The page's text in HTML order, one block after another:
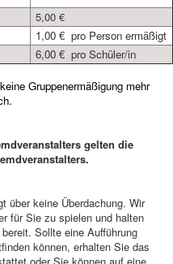
5,00 €
1,00 € pro Person ermäßigt
6,00 € pro Schüler/in
Gruppenermäßigung mehr
gelten die
über keine Überdachung. Wir
für Sie zu spielen und halten
Sollte eine Aufführung
können, erhalten Sie das